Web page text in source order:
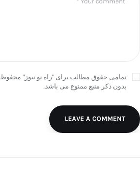
تمامی حقوق مطالب برای "راه نو نیوز"
بدون ذکر منبع ممنوع می باشد.
LEAVE A COMMENT